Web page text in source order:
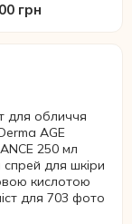
| від набряків
50 мл
грн